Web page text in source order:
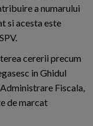
a numarului
si acesta este
cererii precum
in Ghidul
Fiscala,
de marcat